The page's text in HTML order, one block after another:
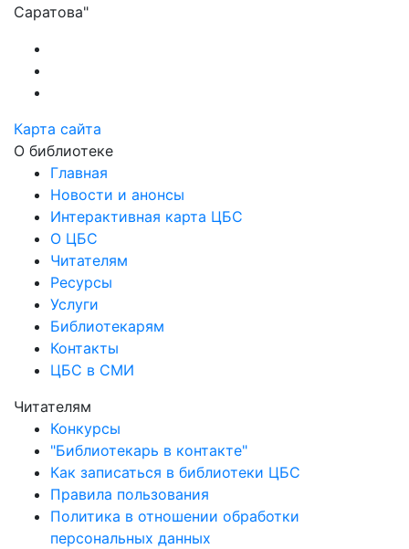
Саратова"
Карта сайта
О библиотеке
Главная
Новости и анонсы
Интерактивная карта ЦБС
О ЦБС
Читателям
Ресурсы
Услуги
Библиотекарям
Контакты
ЦБС в СМИ
Читателям
Конкурсы
"Библиотекарь в контакте"
Как записаться в библиотеки ЦБС
Правила пользования
Политика в отношении обработки
персональных данных